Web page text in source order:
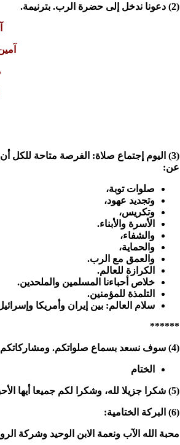
(2) دعونا ندخل إلى حضرة الرب. بترنيمة.
(3) اليوم إجتماع صلاة: الفرصة متاحة للكل
عن:
صلوات توبة،
وتجديد عهود،
وتكريس،
الأسرة والأبناء.
والشفاء،
والحماية،
والعمق مع الرب.
الكرازة للعالم.
خلاص أحباءنا المسلمين والملحدين.
التلمذة للمؤمنين.
سلام العالم: بين إيران وأمريكا
******
(4) سوف نسعد بسماع صلواتكم. ومشاركاتكم على الهواء مباشرة.
الختام
(5) شكرا جزيلا لله، وشكرا لكم جميعا أيها
(6) البركة الختامية:
محبة الله الآب ونعمة الابن الوحيد وشركة